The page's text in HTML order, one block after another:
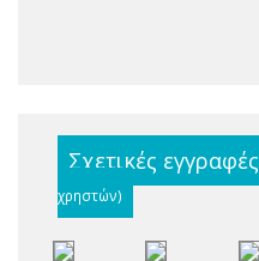
Σχετικές εγγραφές
χρηστών)